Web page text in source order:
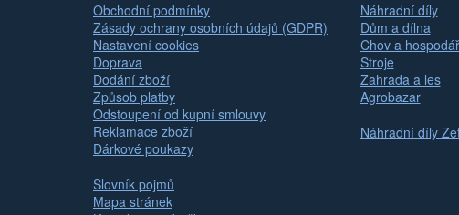
Obchodní podmínky
Zásady ochrany osobních údajů (GDPR)
Nastavení cookies
Doprava
Dodání zboží
Způsob platby
Odstoupení od kupní smlouvy
Reklamace zboží
Dárkové poukazy
Slovník pojmů
Mapa stránek
Náhradní díly
Dům a dílna
Chov a
Stroje
Zahrada a les
Agrobazar
Náhradní díly